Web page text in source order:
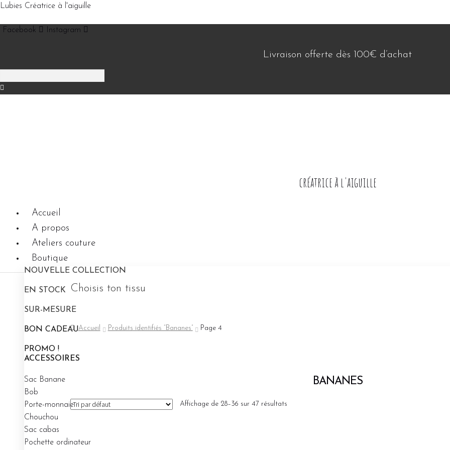
Lubies Créatrice à l'aiguille
Facebook Instagram
Livraison offerte dès 100€ d’achat
créatrice à l'aiguille
Accueil
A propos
Ateliers couture
Boutique
NOUVELLE COLLECTION
EN STOCK
SUR-MESURE
BON CADEAU
PROMO !
ACCESSOIRES
Sac Banane
Bob
Porte-monnaie
Chouchou
Sac cabas
Pochette ordinateur
Choisis ton tissu
Accueil Produits identifiés “Bananes” Page 4
BANANES
Affichage de 28–36 sur 47 résultats